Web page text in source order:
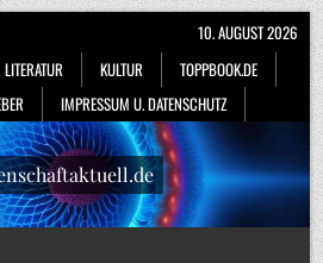
LITERATUR KULTUR
TOPPBOOK.DE
IMPRESSUM U. DATENSCHUTZ
10. AUGUST 2026